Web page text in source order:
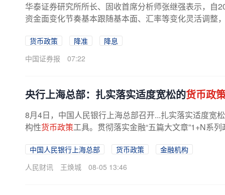
华泰证券研究所所长、固收首席分析师张继强表示，自
资金面变化节奏基本跟随基本面、汇率等变化灵活调整
货币政策 降准
降息
中国证券报
07:22
央行上海总部：扎实落实适度宽松的货币政
8月4日，中国人民银行上海总部召开...扎实落实适度宽
构性货币政策工具。贯彻落实金融“五篇大文章”1+N系
中国人民银行上海总部 货币政策
金融机构
人民财讯
王焕城 08-05 13:46